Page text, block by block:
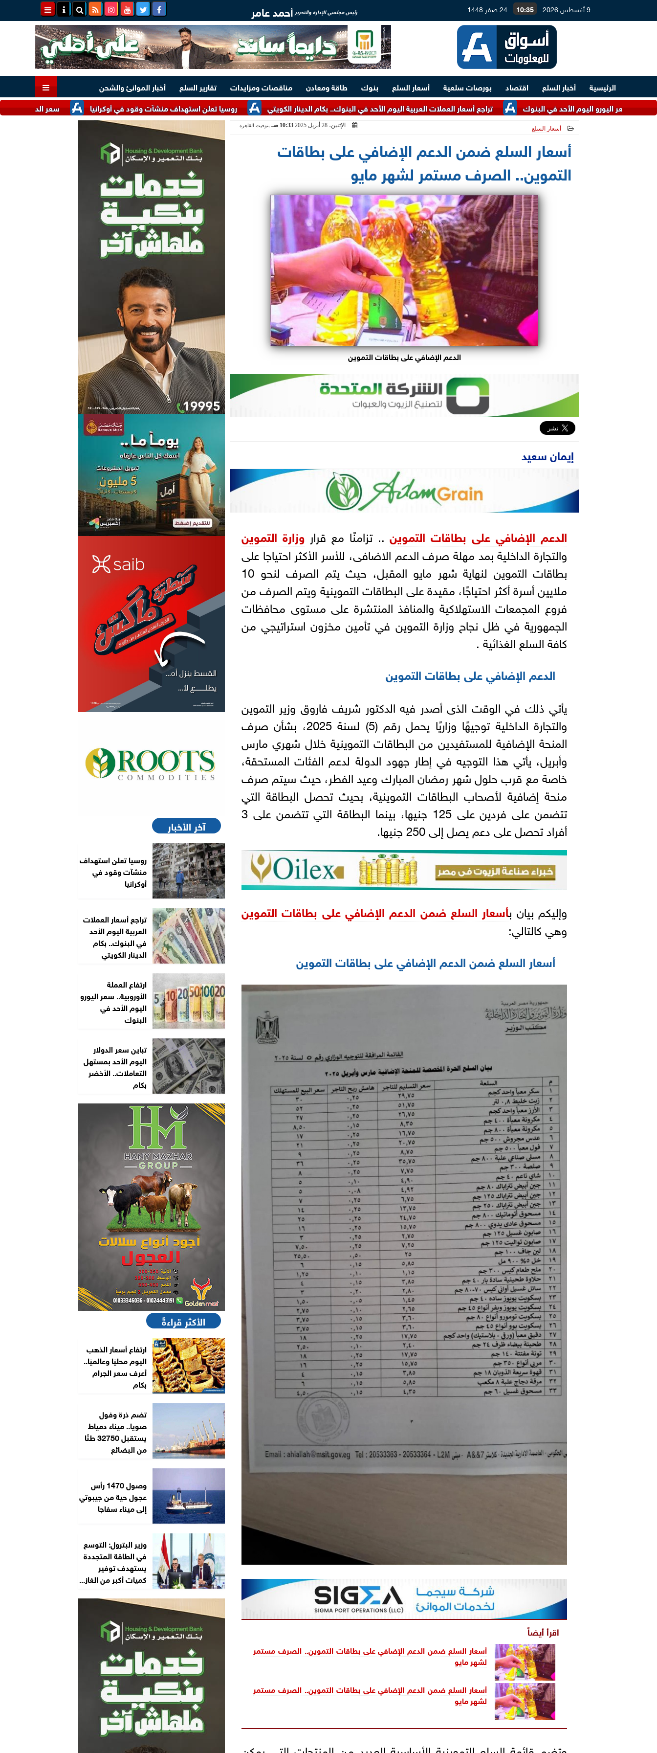
9 أغسطس 2026 10:35 24 صفر 1448 رئيس مجلسي الإدارة والتحرير أحمد عامر
الرئيسية أخبار السلع اقتصاد بورصات سلعية أسعار السلع بنوك طاقة ومعادن مناقصات ومزايدات تقارير السلع
أخبار الموانئ والشحن
سعر الدقيق اليوم الأحد عند
روسيا تعلن استهداف منشآت وقود في أوكرانيا تراجع أسعار العملات العربية اليوم الأحد في البنوك.. بكام الدينار الكويتي اليوم الأحد في البنوك
أسعار السلع الإثنين، 28 أبريل 2025 10:33 صـ بتوقيت القاهرة
أسعار السلع ضمن الدعم الإضافي على بطاقات
التموين.. الصرف مستمر لشهر مايو
الدعم الإضافي على بطاقات التموين
إيمان سعيد
الدعم الإضافي على بطاقات التموين.. تزامنًا مع قراروزارة التموين
والتجارة الداخلية بمد مهلة صرف الدعم الاضافى، للأسر الأكثر احتياجا على
بطاقات التموين لنهاية شهر مايو المقبل، حيث يتم الصرف لنحو 10
ملايين أسرة أكثر احتياجًا، مقيدة على البطاقات التموينية ويتم الصرف من
فروع المجمعات الاستهلاكية والمنافذ المنتشرة على مستوى محافظات
الجمهورية في ظل نجاح وزارة التموين في تأمين مخزون استراتيجي من
كافة السلع الغذائية .
الدعم الإضافي على بطاقات التموين
يأتي ذلك في الوقت الذى أصدر فيه الدكتور شريف فاروق وزير التموين
والتجارة الداخلية توجيهًا وزاريًا يحمل رقم (5) لسنة 2025، بشأن صرف
المنحة الإضافية للمستفيدين من البطاقات التموينية خلال شهري مارس
وأبريل، يأتي هذا التوجيه في إطار جهود الدولة لدعم الفئات المستحقة،
خاصة مع قرب حلول شهر رمضان المبارك وعيد الفطر، حيث سيتم صرف
منحة إضافية لأصحاب البطاقات التموينية، بحيث تحصل البطاقة التي
تتضمن على فردين على 125 جنيها، بينما البطاقة التي تتضمن على 3
أفراد تحصل على دعم يصل إلى 250 جنيها.
وإليكم بيان بأسعار السلع ضمن الدعم الإضافي على بطاقات التموين
وهي كالتالي:
أسعار السلع ضمن الدعم الإضافي على بطاقات التموين
اقرأ أيضاً
أسعار السلع ضمن الدعم الإضافي على بطاقات التموين.. الصرف مستمر
لشهر مايو
أسعار السلع ضمن الدعم الإضافي على بطاقات التموين.. الصرف مستمر
لشهر مايو
آخر الأخبار
روسيا تعلن استهداف
منشآت وقود في
أوكرانيا
تراجع أسعار العملات
العربية اليوم الأحد
في البنوك.. بكام
الدينار الكويتي
ارتفاع العملة
الأوروبية.. سعر اليورو
اليوم الأحد في
البنوك
تباين سعر الدولار
اليوم الأحد بمستهل
التعاملات.. الأخضر
بكام
الأكثر قراءةً
ارتفاع أسعار الذهب
اليوم محليًا وعالميًا..
أعرف سعر الجرام
بكام
تضم ذرة وفول
صويا.. ميناء دمياط
يستقبل 32750 طنًا
من البضائع
وصول 1470 رأس
عجول حية من جيبوتي
إلى ميناء سفاجا
وزير البترول: التوسع
في الطاقة المتجددة
يستهدف توفير
كميات أكبر من الغاز...